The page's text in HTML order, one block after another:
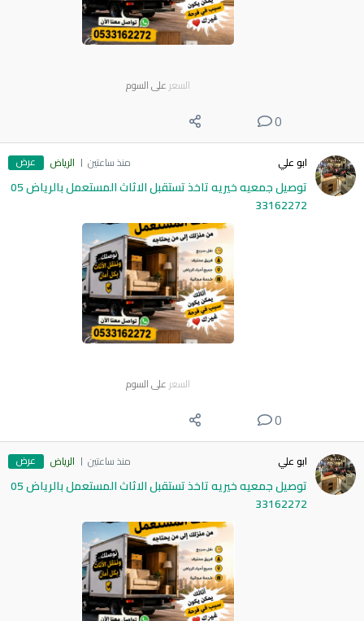
السعر على السوم
0
ابو علي منذ ساعتين الرياض عرض
توصيل جمعيه خيريه تاخذ تستقبل الاثاث المستعمل بالرياض 05
33162272
السعر على السوم
0
ابو علي منذ ساعتين الرياض عرض
توصيل جمعيه خيريه تاخذ تستقبل الاثاث المستعمل بالرياض 05
33162272